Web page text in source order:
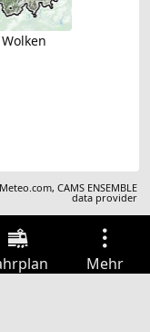
Wolken
,CAMS ENSEMBLE
data provider
Mehr